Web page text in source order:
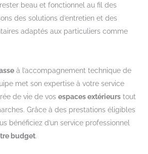
beau et fonctionnel au fil des
des solutions d’entretien et des
adaptés aux particuliers comme
à l’accompagnement technique de
met son expertise à votre service
de vie de vos espaces extérieurs tout
Grâce à des prestations éligibles
bénéficiez d’un service professionnel
budget.